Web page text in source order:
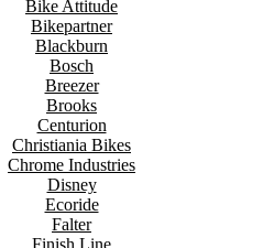
Bike Attitude
Bikepartner
Blackburn
Bosch
Breezer
Brooks
Centurion
Christiania Bikes
Chrome Industries
Disney
Ecoride
Falter
Finish Line